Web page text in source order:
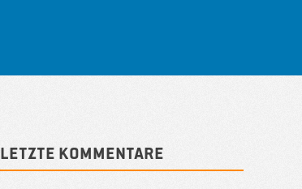
Letzte Kommentare